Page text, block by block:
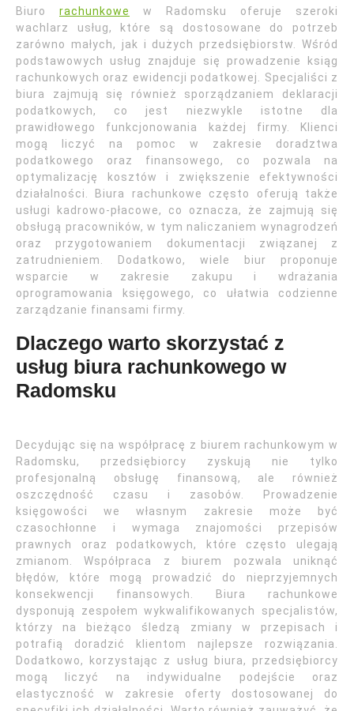
Biuro rachunkowe
w Radomsku oferuje szeroki
wachlarz usług, które są dostosowane do potrzeb
zarówno małych, jak i dużych przedsiębiorstw. Wśród
podstawowych usług znajduje się prowadzenie ksiąg
rachunkowych oraz ewidencji podatkowej. Specjaliści z
biura zajmują się również sporządzaniem deklaracji
podatkowych, co jest niezwykle istotne dla
prawidłowego funkcjonowania każdej firmy. Klienci
mogą liczyć na pomoc w zakresie doradztwa
podatkowego oraz finansowego, co pozwala na
optymalizację kosztów i zwiększenie efektywności
działalności. Biura rachunkowe często oferują także
usługi kadrowo-płacowe, co oznacza, że zajmują się
obsługą pracowników, w tym naliczaniem wynagrodzeń
oraz przygotowaniem dokumentacji związanej z
zatrudnieniem. Dodatkowo, wiele biur proponuje
wsparcie w zakresie zakupu i wdrażania
oprogramowania księgowego, co ułatwia codzienne
zarządzanie finansami firmy.
Dlaczego warto skorzystać z
usług biura rachunkowego w
Radomsku
Decydując się na współpracę z biurem rachunkowym w
Radomsku, przedsiębiorcy zyskują nie tylko
profesjonalną obsługę finansową, ale również
oszczędność czasu i zasobów. Prowadzenie
księgowości we własnym zakresie może być
czasochłonne i wymaga znajomości przepisów
prawnych oraz podatkowych, które często ulegają
zmianom. Współpraca z biurem pozwala uniknąć
błędów, które mogą prowadzić do nieprzyjemnych
konsekwencji finansowych. Biura rachunkowe
dysponują zespołem wykwalifikowanych specjalistów,
którzy na bieżąco śledzą zmiany w przepisach i
potrafią doradzić klientom najlepsze rozwiązania.
Dodatkowo, korzystając z usług biura, przedsiębiorcy
mogą liczyć na indywidualne podejście oraz
elastyczność w zakresie oferty dostosowanej do